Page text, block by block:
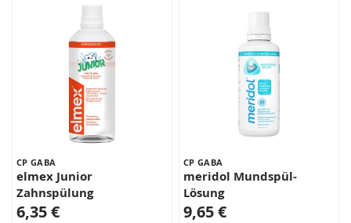
CP GABA
elmex Junior
Zahnspülung
6,35 €
CP GABA
meridol Mundspül-
Lösung
9,65 €